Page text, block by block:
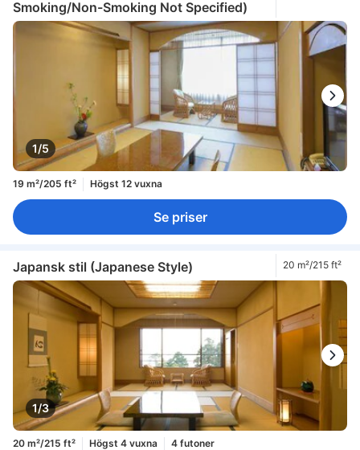
Smoking/Non-Smoking Not Specified)
1/5
19 m²/205 ft² Högst 12 vuxna
Se priser
Japansk stil (Japanese Style) 20 m²/215 ft²
1/3
20 m²/215 ft² Högst 4 vuxna 4 futoner